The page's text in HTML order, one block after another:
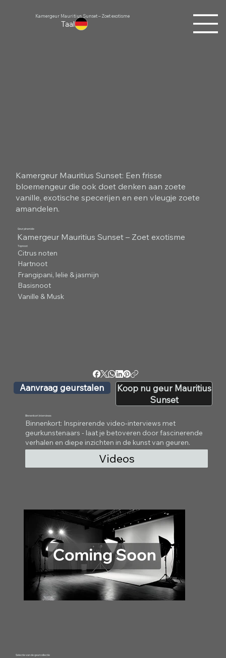
Taal
Kamergeur Mauritius Sunset – Zoet exotisme
Kamergeur Mauritius Sunset: Een frisse
bloemengeur die ook doet denken aan zoete
vanille, exotische specerijen en een vleugje zoete
amandelen.
Geur piramide
Kamergeur Mauritius Sunset – Zoet exotisme
Topnoot
Citrus noten
Hartnoot
Frangipani, lelie & jasmijn
Basisnoot
Vanille & Musk
Aanvraag geurstalen
Koop nu geur Mauritius
Sunset
Binnenkort interviews
Binnenkort: Inspirerende video-interviews met
geurkunstenaars - laat je betoveren door fascinerende
verhalen en diepe inzichten in de kunst van geuren.
Videos
Selectie van de geurcollectie